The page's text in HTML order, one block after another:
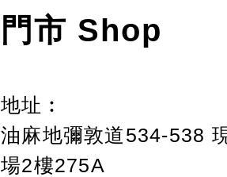
門市 Shop
地址︰
油麻地彌敦道534-538
場2樓275A